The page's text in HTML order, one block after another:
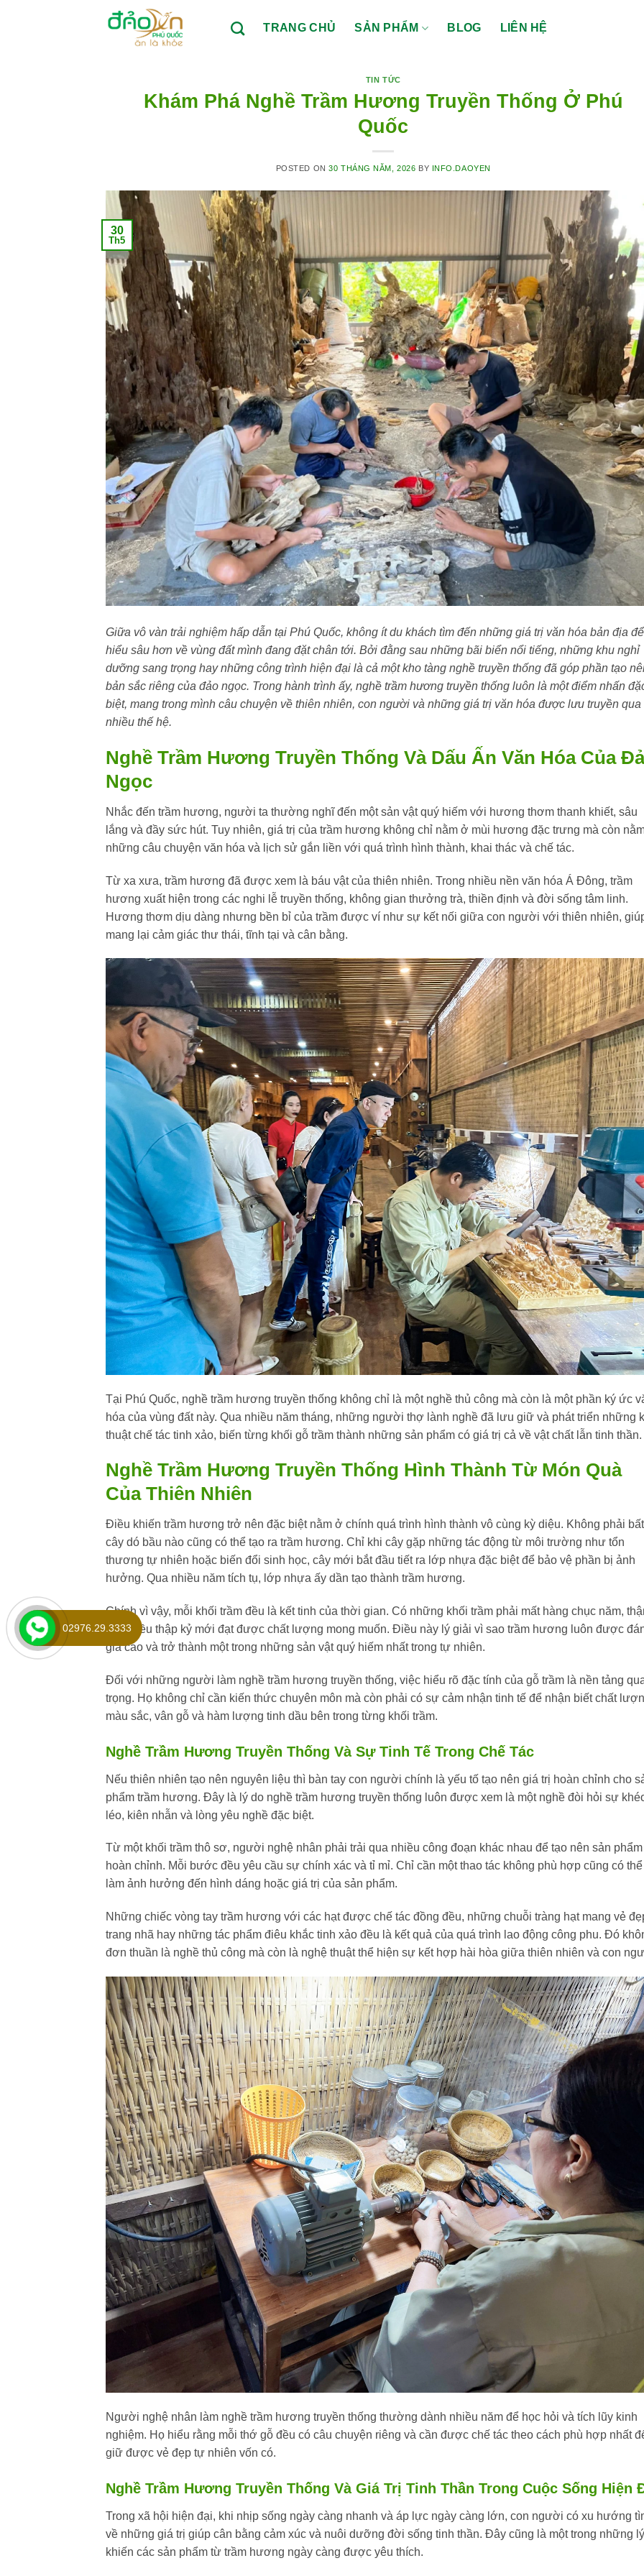
TRANG CHỦ SẢN PHẨM BLOG LIÊN HỆ
TIN TỨC
Khám Phá Nghề Trầm Hương Truyền Thống Ở Phú
Quốc
POSTED ON30 THÁNG NĂM, 2026 BY INFO.DAOYEN
30
Th5
Giữa vô vàn trải nghiệm hấp dẫn tại Phú Quốc, không ít du khách tìm đến những giá trị văn hóa bản địa để
hiểu sâu hơn về vùng đất mình đang đặt chân tới. Bởi đằng sau những bãi biển nổi tiếng, những khu nghỉ
dưỡng sang trọng hay những công trình hiện đại là cả một kho tàng nghề truyền thống đã góp phần tạo
bản sắc riêng của đảo ngọc. Trong hành trình ấy, nghề trầm hương truyền thống luôn là một điểm nhấn
biệt, mang trong mình câu chuyện về thiên nhiên, con người và những giá trị văn hóa được lưu truyền qua
nhiều thế hệ.
Nghề Trầm Hương Truyền Thống Và Dấu Ấn Văn Hóa Của
Ngọc
Nhắc đến trầm hương, người ta thường nghĩ đến một sản vật quý hiếm với hương thơm thanh khiết, sâu
lắng và đầy sức hút. Tuy nhiên, giá trị của trầm hương không chỉ nằm ở mùi hương đặc trưng mà còn
những câu chuyện văn hóa và lịch sử gắn liền với quá trình hình thành, khai thác và chế tác.
Từ xa xưa, trầm hương đã được xem là báu vật của thiên nhiên. Trong nhiều nền văn hóa Á Đông, trầm
hương xuất hiện trong các nghi lễ truyền thống, không gian thưởng trà, thiền định và đời sống tâm linh.
Hương thơm dịu dàng nhưng bền bỉ của trầm được ví như sự kết nối giữa con người với thiên nhiên,
mang lại cảm giác thư thái, tĩnh tại và cân bằng.
Tại Phú Quốc, nghề trầm hương truyền thống không chỉ là một nghề thủ công mà còn là một phần ký ức
hóa của vùng đất này. Qua nhiều năm tháng, những người thợ lành nghề đã lưu giữ và phát triển những
thuật chế tác tinh xảo, biến từng khối gỗ trầm thành những sản phẩm có giá trị cả về vật chất lẫn tinh thần.
Nghề Trầm Hương Truyền Thống Hình Thành Từ Món Quà
Của Thiên Nhiên
Điều khiến trầm hương trở nên đặc biệt nằm ở chính quá trình hình thành vô cùng kỳ diệu. Không phải
cây dó bầu nào cũng có thể tạo ra trầm hương. Chỉ khi cây gặp những tác động từ môi trường như tổn
thương tự nhiên hoặc biến đổi sinh học, cây mới bắt đầu tiết ra lớp nhựa đặc biệt để bảo vệ phần bị ảnh
hưởng. Qua nhiều năm tích tụ, lớp nhựa ấy dần tạo thành trầm hương.
Chính vì vậy, mỗi khối trầm đều là kết tinh của thời gian. Có những khối trầm phải mất hàng chục năm,
chí nhiều thập kỷ mới đạt được chất lượng mong muốn. Điều này lý giải vì sao trầm hương luôn được
giá cao và trở thành một trong những sản vật quý hiếm nhất trong tự nhiên.
Đối với những người làm nghề trầm hương truyền thống, việc hiểu rõ đặc tính của gỗ trầm là nền tảng
trọng. Họ không chỉ cần kiến thức chuyên môn mà còn phải có sự cảm nhận tinh tế để nhận biết chất
màu sắc, vân gỗ và hàm lượng tinh dầu bên trong từng khối trầm.
Nghề Trầm Hương Truyền Thống Và Sự Tinh Tế Trong Chế Tác
Nếu thiên nhiên tạo nên nguyên liệu thì bàn tay con người chính là yếu tố tạo nên giá trị hoàn chỉnh cho
phẩm trầm hương. Đây là lý do nghề trầm hương truyền thống luôn được xem là một nghề đòi hỏi sự
léo, kiên nhẫn và lòng yêu nghề đặc biệt.
Từ một khối trầm thô sơ, người nghệ nhân phải trải qua nhiều công đoạn khác nhau để tạo nên sản phẩm
hoàn chỉnh. Mỗi bước đều yêu cầu sự chính xác và tỉ mỉ. Chỉ cần một thao tác không phù hợp cũng có thể
làm ảnh hưởng đến hình dáng hoặc giá trị của sản phẩm.
Những chiếc vòng tay trầm hương với các hạt được chế tác đồng đều, những chuỗi tràng hạt mang vẻ
trang nhã hay những tác phẩm điêu khắc tinh xảo đều là kết quả của quá trình lao động công phu. Đó
đơn thuần là nghề thủ công mà còn là nghệ thuật thể hiện sự kết hợp hài hòa giữa thiên nhiên và con
Người nghệ nhân làm nghề trầm hương truyền thống thường dành nhiều năm để học hỏi và tích lũy kinh
nghiệm. Họ hiểu rằng mỗi thớ gỗ đều có câu chuyện riêng và cần được chế tác theo cách phù hợp nhất
giữ được vẻ đẹp tự nhiên vốn có.
Nghề Trầm Hương Truyền Thống Và Giá Trị Tinh Thần Trong Cuộc Sống Hiện
Trong xã hội hiện đại, khi nhịp sống ngày càng nhanh và áp lực ngày càng lớn, con người có xu hướng
về những giá trị giúp cân bằng cảm xúc và nuôi dưỡng đời sống tinh thần. Đây cũng là một trong những
khiến các sản phẩm từ trầm hương ngày càng được yêu thích.
02976.29.3333